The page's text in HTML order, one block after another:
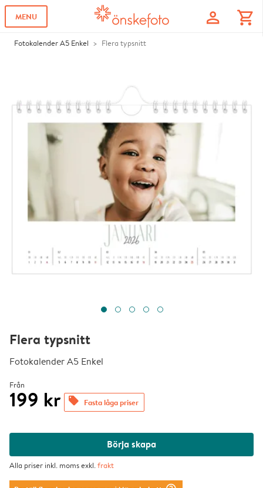
MENU profile shopping_cart
Fotokalender A5 Enkel Flera typsnitt
Flera typsnitt
Fotokalender A5 Enkel
Från
199 kr offers Fasta låga priser
Börja skapa
Alla priser inkl. moms exkl.frakt